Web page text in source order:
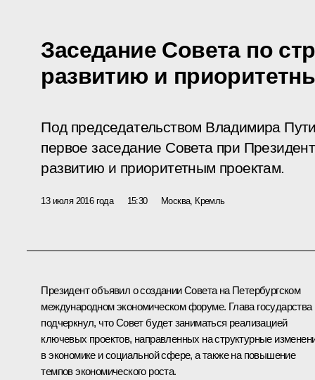
Заседание Совета по
развитию и
Под председательством Владимира
первое заседание Совета при
развитию и приоритетным проектам.
13 июля 2016 года 15:30 Москва, Кремль
Президент объявил о создании Совета на Петербургском
международном экономическом форуме. Глава государства
подчеркнул, что Совет будет заниматься реализацией
ключевых проектов, направленных на структурные
в экономике и социальной сфере, а также на повышение
темпов экономического роста.